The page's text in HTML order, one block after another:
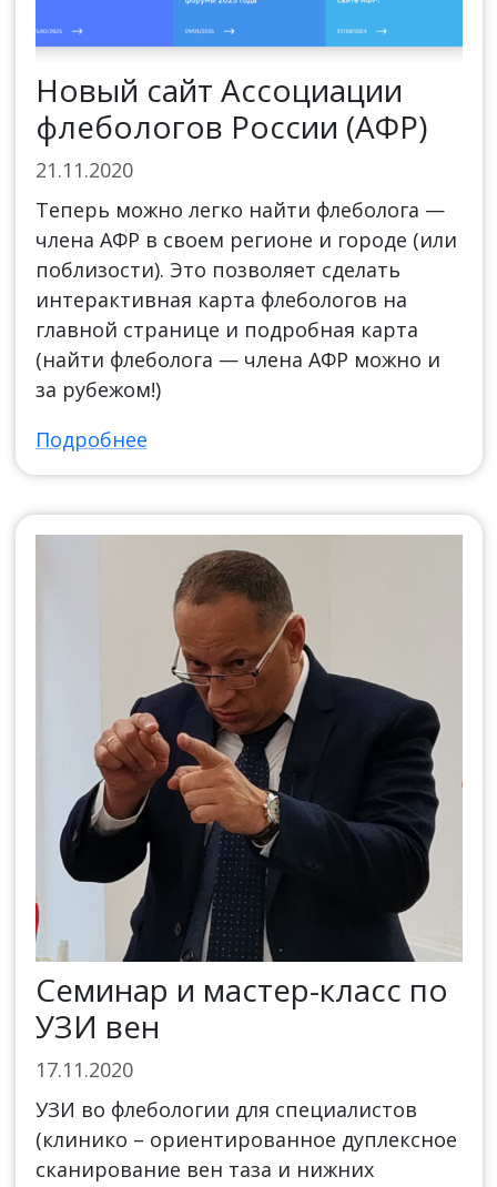
Новый сайт Ассоциации
флебологов России (АФР)
21.11.2020
Теперь можно легко найти флеболога —
члена АФР в своем регионе и городе (или
поблизости). Это позволяет сделать
интерактивная карта флебологов на
главной странице и подробная карта
(найти флеболога — члена АФР можно и
за рубежом!)
Подробнее
Семинар и мастер-класс по
УЗИ вен
17.11.2020
УЗИ во флебологии для специалистов
(клинико – ориентированное дуплексное
сканирование вен таза и нижних